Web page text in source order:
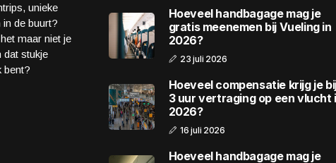
unieke
in de buurt?
maar niet je
dat stukje
bent?
Hoeveel handbagage mag je
gratis meenemen bij Vueling in
2026?
23 juli 2026
Hoeveel compensatie krijg je
3 uur vertraging op een vlucht
2026?
16 juli 2026
Hoeveel handbagage mag je